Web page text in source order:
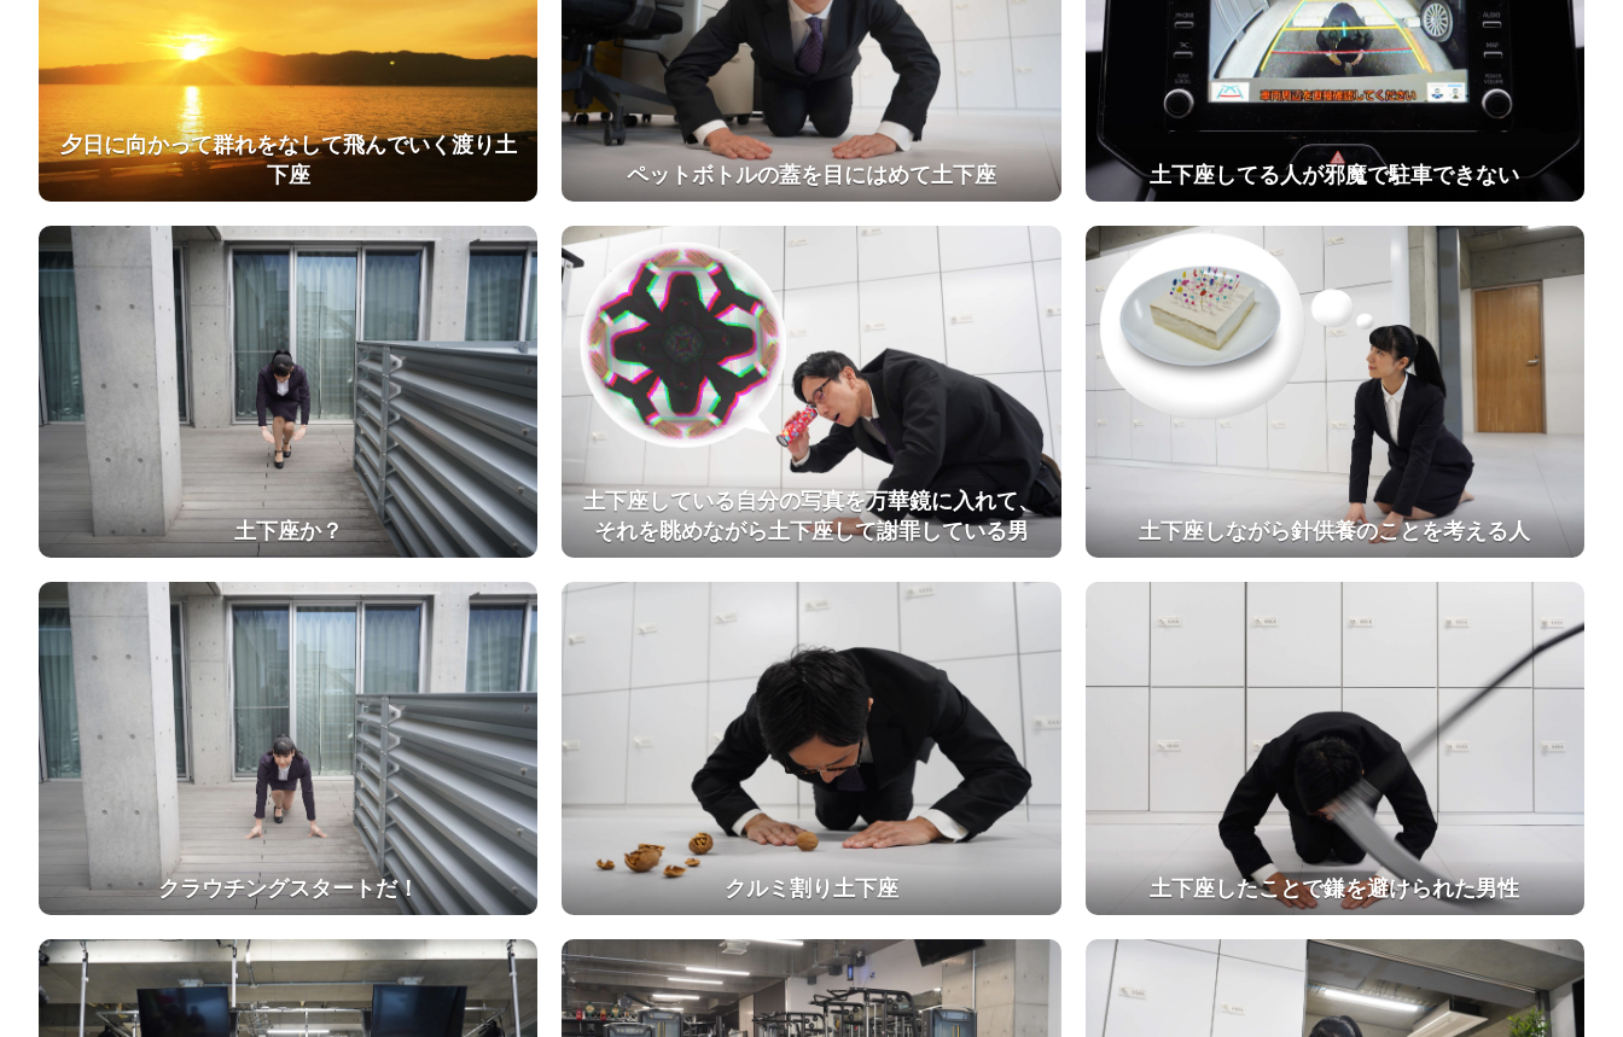
夕日に向かって群れをなして飛んでいく渡り土
下座
ペットボトルの蓋を目にはめて土下座 土下座してる人が邪魔で駐車できない
土下座か？
土下座している自分の写真を万華鏡に入れて、
それを眺めながら土下座して謝罪している男
土下座しながら針供養のことを考える人
クラウチングスタートだ！ クルミ割り土下座 土下座したことで鎌を避けられた男性